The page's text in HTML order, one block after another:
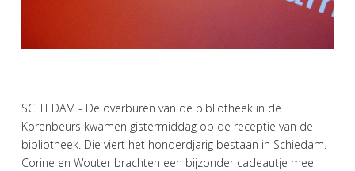
SCHIEDAM - De overburen van de bibliotheek in de
Korenbeurs kwamen gistermiddag op de receptie van de
bibliotheek. Die viert het honderdjarig bestaan in Schiedam.
Corine en Wouter brachten een bijzonder cadeautje mee